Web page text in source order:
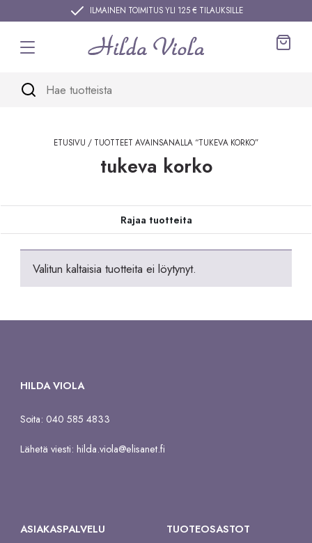
ILMAINEN TOIMITUS YLI 125 € TILAUKSILLE
ETUSIVU / TUOTTEET AVAINSANALLA “TUKEVA KORKO”
tukeva korko
Rajaa tuotteita
Valitun kaltaisia tuotteita ei löytynyt.
HILDA VIOLA
Soita: 040 585 4833
Lähetä viesti:hilda.viola@elisanet.fi
ASIAKASPALVELU TUOTEOSASTOT